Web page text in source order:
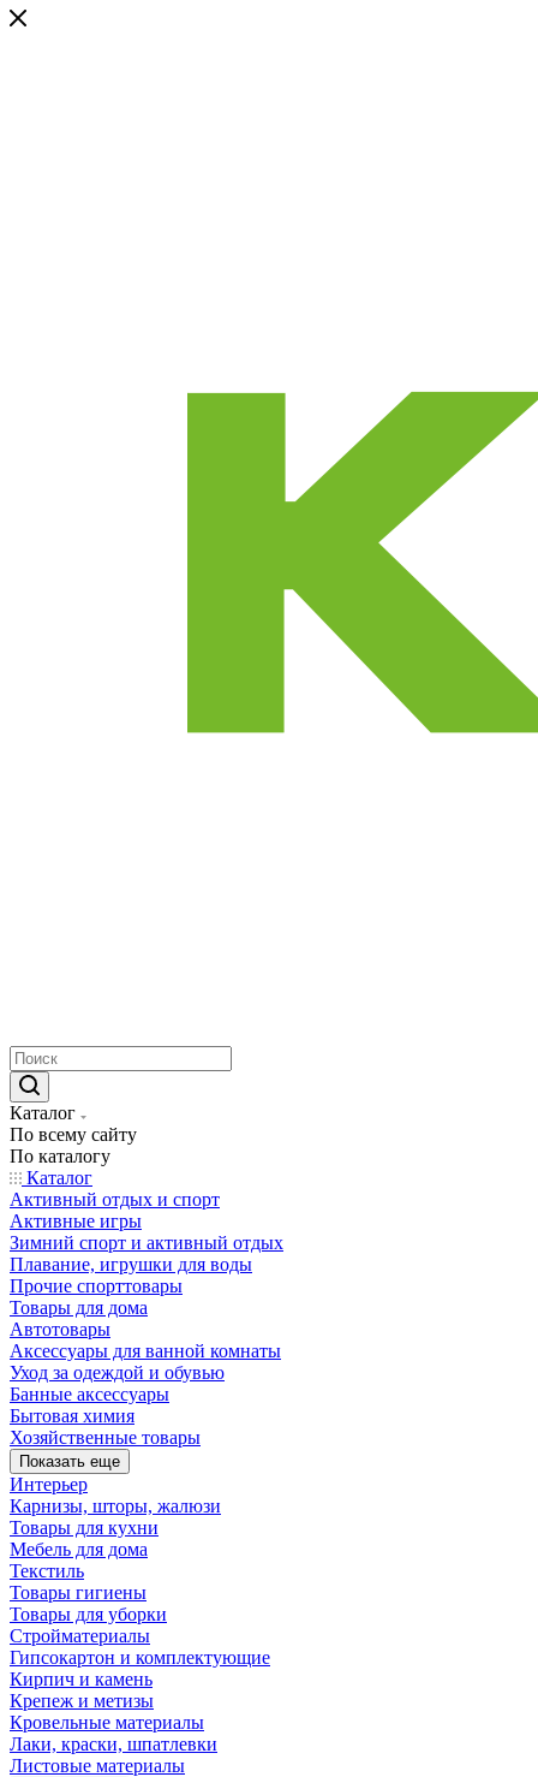
Каталог
По всему сайту
По каталогу
Каталог
Активный отдых и спорт
Активные игры
Зимний спорт и активный отдых
Плавание, игрушки для воды
Прочие спорттовары
Товары для дома
Автотовары
Аксессуары для ванной комнаты
Уход за одеждой и обувью
Банные аксессуары
Бытовая химия
Хозяйственные товары
Показать еще
Интерьер
Карнизы, шторы, жалюзи
Товары для кухни
Мебель для дома
Текстиль
Товары гигиены
Товары для уборки
Стройматериалы
Гипсокартон и комплектующие
Кирпич и камень
Крепеж и метизы
Кровельные материалы
Лаки, краски, шпатлевки
Листовые материалы